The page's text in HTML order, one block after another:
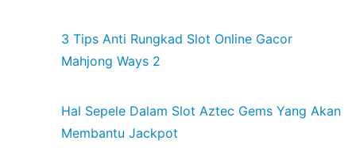
3 Tips Anti Rungkad Slot Online Gacor
Mahjong Ways 2
Hal Sepele Dalam Slot Aztec Gems Yang Akan
Membantu Jackpot